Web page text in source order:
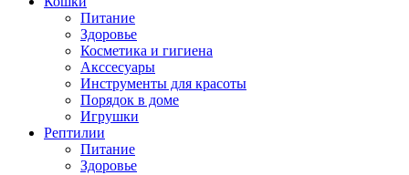
Питание
Здоровье
Косметика и гигиена
Акссесуары
Инструменты для красоты
Порядок в доме
Игрушки
Рептилии
Питание
Здоровье